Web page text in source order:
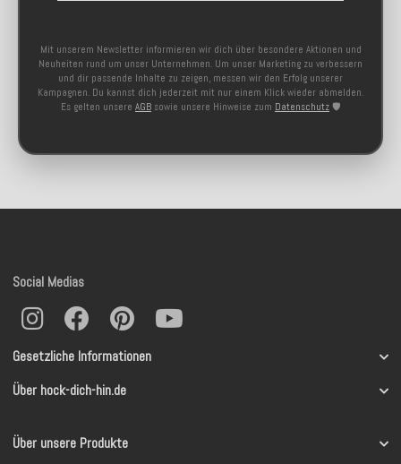
Mit unserem Newsletter informieren wir dich über besondere Aktionen und
Neuheiten rund um unser Unternehmen. Um unser Marketing zu verbessern
und dir passende Inhalte zu zeigen, messen wir den Erfolg unserer
Kampagnen. Du kannst dich jederzeit mit nur einem Klick wieder abmelden.
Es gelten unsere AGB sowie unsere Hinweise zum Datenschutz 🛡️
Gesetzliche Informationen
Über hock-dich-hin.de
Über unsere Produkte
Social Medias